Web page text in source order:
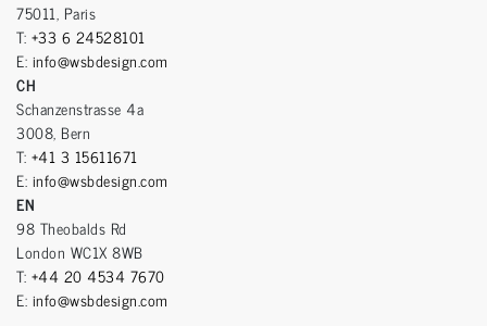
75011, Paris
T: +33 6 24528101
E: info@wsbdesign.com
CH
Schanzenstrasse 4a
3008, Bern
T: +41 3 15611671
E: info@wsbdesign.com
EN
98 Theobalds Rd
London WC1X 8WB
T: +44 20 4534 7670
E: info@wsbdesign.com